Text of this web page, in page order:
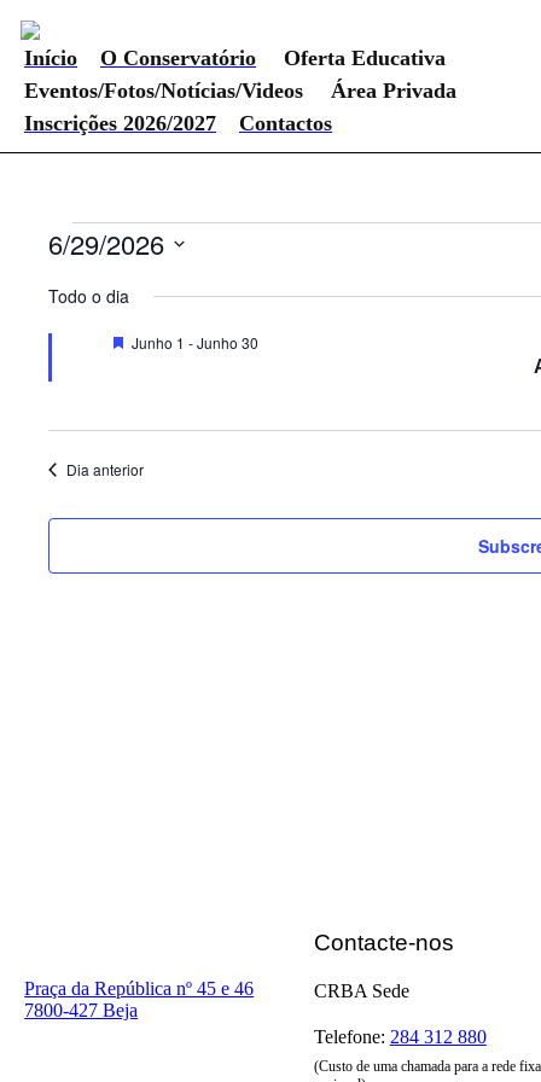
Início O Conservatório
Oferta Educativa
Eventos/Fotos/Notícias/Videos
Área Privada
Inscrições 2026/2027
Contactos
Eventos
for
Junho
29,
2026
6/29/2026
a
Todo o dia
Destaque
Junho 1 -Junho 30
Dia anterior
Praça da República nº 45 e 46
7800-427 Beja
Contacte-nos
CRBA Sede
Telefone: 284 312 880
(Custo de uma chamada para a rede fixa